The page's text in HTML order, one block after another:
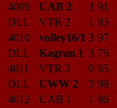
4009
UAB 2 3 91
DLL
VTR 2 1 83
4010
volley16/1 3 97
DLL
Kagran 1 3 76
4011
VTR 3 0 65
DLL
UWW 2 3 98
4012
UAB 1 1 86